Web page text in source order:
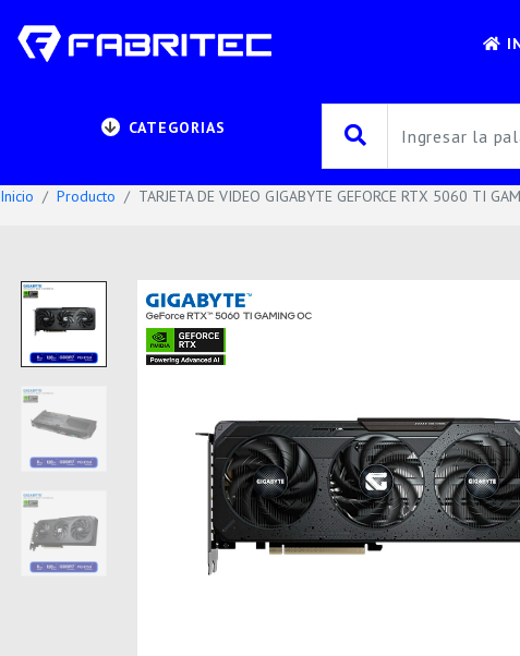
CATEGORIAS
Inicio Producto TARJETA DE VIDEO GIGABYTE GEFORCE RTX 5060 TI